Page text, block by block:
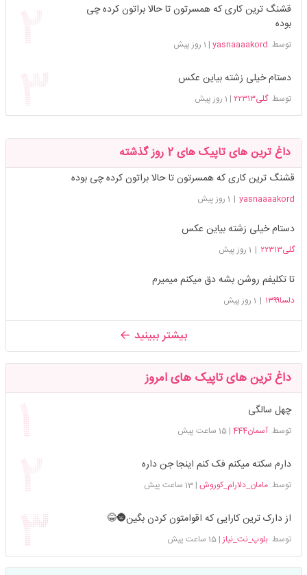
قشنگ ترین کاری که همسرتون تا حالا براتون کرده چی
بوده
توسط yasnaaaakord
| 1 روز پیش
دستام خیلی زشته بیاین عکس
توسطگلی۲۲۳۱۳ | 1 روز پیش
داغ ترین های تاپیک های 2 روز گذشته
قشنگ ترین کاری که همسرتون تا حالا براتون کرده چی بوده
yasnaaaakord
| 1 روز پیش
دستام خیلی زشته بیاین عکس
گلی۲۲۳۱۳ | 1 روز پیش
تا تکلیفم روشن بشه دق میکنم میمیرم
دلسا۱۳۹۹ | 1 روز پیش
بیشتر ببینید
داغ ترین های تاپیک های امروز
چهل سالگی
توسطآسمان444 |15 ساعت پیش
دارم سکته میکنم فک کنم اینجا جن داره
توسطمامان_دلارام_کوروش |13 ساعت پیش
از دارک ترین کارایی که اقوامتون کردن بگین🌚😂
توسطبلوپ_نت_نیاز |15 ساعت پیش